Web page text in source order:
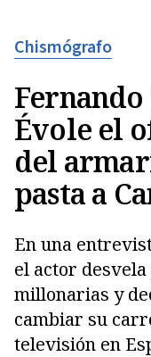
Chismógrafo
Évole el
del
pasta a
En una
el actor
millonarias y
cambiar su
televisión en